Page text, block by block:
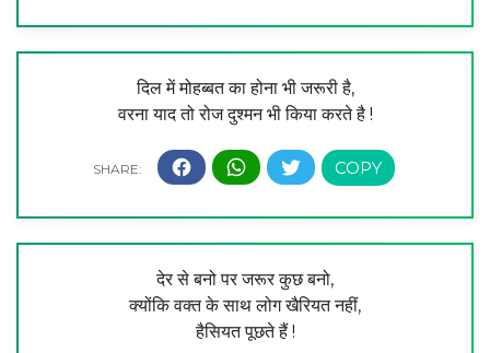
दिल में मोहब्बत का होना भी जरूरी है,
वरना याद तो रोज दुश्मन भी किया करते है !
देर से बनो पर जरूर कुछ बनो,
क्योंकि वक्त के साथ लोग खैरियत नहीं,
हैसियत पूछते हैं !